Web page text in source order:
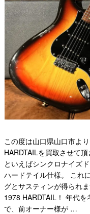
この度は山口県山口市よ
HARDTAILを買取させて
といえばシンクロナイズ
ハードテイル仕様。 これ
グとサスティンが得られ
1978 HARDTAIL！ 年代
で、前オーナー様が …